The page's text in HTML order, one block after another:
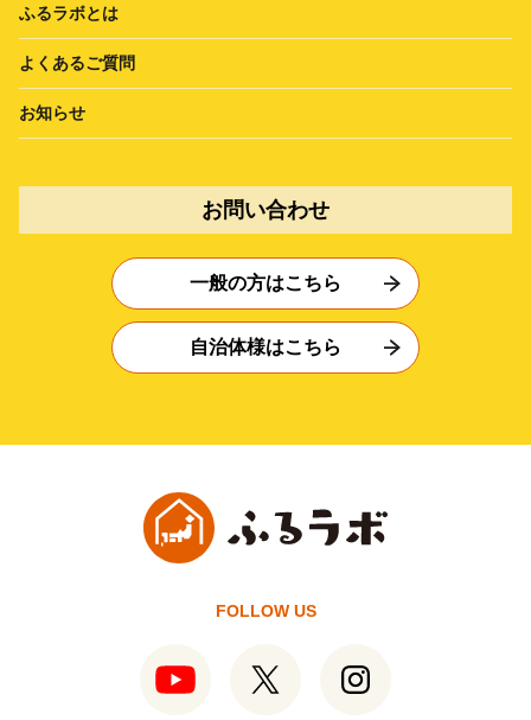
ふるラボとは
よくあるご質問
お知らせ
お問い合わせ
一般の方はこちら
自治体様はこちら
FOLLOW US